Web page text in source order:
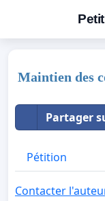
Maintien des
Partager
Pétition
Contacter